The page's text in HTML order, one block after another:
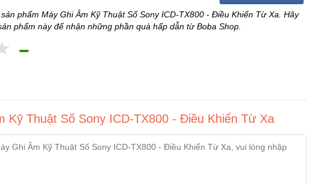
phẩm Máy Ghi Âm Kỹ Thuật Số Sony ICD-TX800 - Điều Khiển Từ Xa. Hãy
phẩm này để nhận những phần quà hấp dẫn từ Boba Shop.
Kỹ Thuật Số Sony ICD-TX800 - Điều Khiển Từ Xa